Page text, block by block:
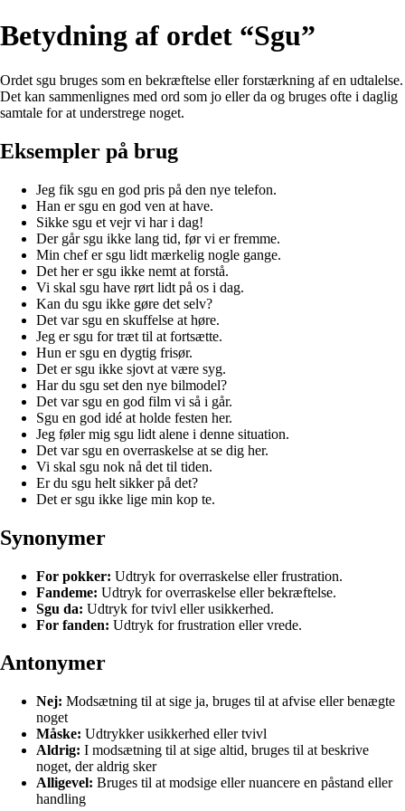
Betydning af ordet “Sgu”
Ordet sgu bruges som en bekræftelse eller forstærkning af en udtalelse.
Det kan sammenlignes med ord som jo eller da og bruges ofte i daglig
samtale for at understrege noget.
Eksempler på brug
Jeg fik sgu en god pris på den nye telefon.
Han er sgu en god ven at have.
Sikke sgu et vejr vi har i dag!
Der går sgu ikke lang tid, før vi er fremme.
Min chef er sgu lidt mærkelig nogle gange.
Det her er sgu ikke nemt at forstå.
Vi skal sgu have rørt lidt på os i dag.
Kan du sgu ikke gøre det selv?
Det var sgu en skuffelse at høre.
Jeg er sgu for træt til at fortsætte.
Hun er sgu en dygtig frisør.
Det er sgu ikke sjovt at være syg.
Har du sgu set den nye bilmodel?
Det var sgu en god film vi så i går.
Sgu en god idé at holde festen her.
Jeg føler mig sgu lidt alene i denne situation.
Det var sgu en overraskelse at se dig her.
Vi skal sgu nok nå det til tiden.
Er du sgu helt sikker på det?
Det er sgu ikke lige min kop te.
Synonymer
For pokker: Udtryk for overraskelse eller frustration.
Fandeme: Udtryk for overraskelse eller bekræftelse.
Sgu da: Udtryk for tvivl eller usikkerhed.
For fanden: Udtryk for frustration eller vrede.
Antonymer
Nej: Modsætning til at sige ja, bruges til at afvise eller benægte
noget
Måske: Udtrykker usikkerhed eller tvivl
Aldrig: I modsætning til at sige altid, bruges til at beskrive
noget, der aldrig sker
Alligevel: Bruges til at modsige eller nuancere en påstand eller
handling